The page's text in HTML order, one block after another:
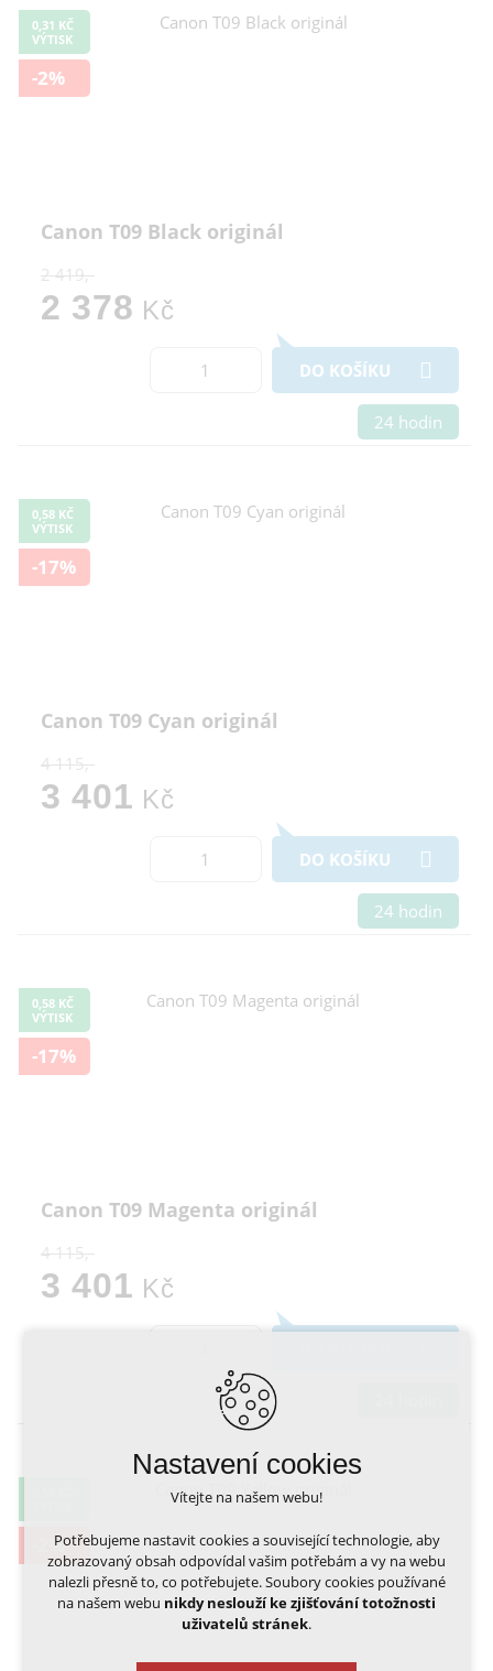
0,31 KČ
VÝTISK
-2%
Canon T09 Black originál
2 419,-
2 378 Kč
DO KOŠÍKU
24 hodin
0,58 KČ
VÝTISK
-17%
Canon T09 Cyan originál
4 115,-
3 401 Kč
DO KOŠÍKU
24 hodin
0,58 KČ
VÝTISK
-17%
Canon T09 Magenta originál
4 115,-
3 401 Kč
-2%
Nastavení cookies
Vítejte na našem webu!
Potřebujeme nastavit cookies a související technologie, aby
zobrazovaný obsah odpovídal vašim potřebám a vy na webu
nalezli přesně to, co potřebujete. Soubory cookies používané
na našem webu nikdy neslouží ke zjišťování totožnosti
uživatelů stránek.